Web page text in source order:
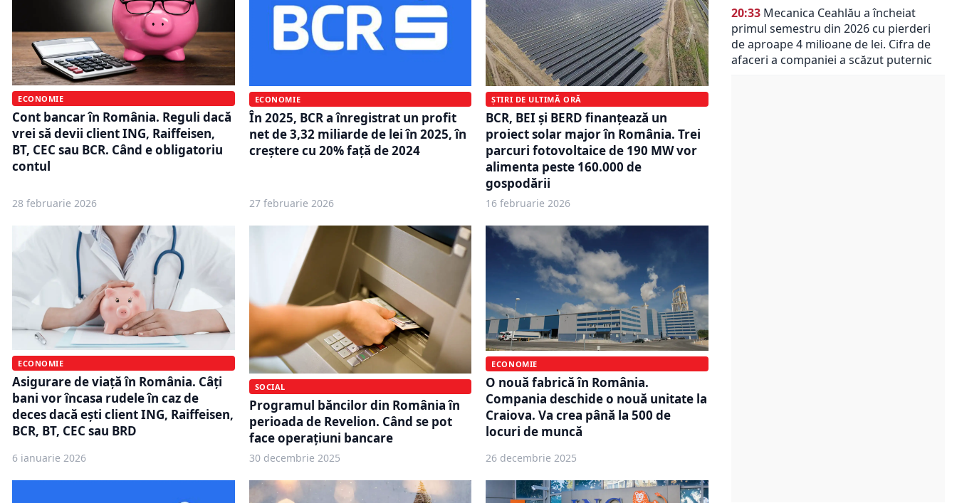
ECONOMIE
Cont bancar în România. Reguli dacă
vrei să devii client ING, Raiffeisen,
BT, CEC sau BCR. Când e obligatoriu
contul
28 februarie 2026
ECONOMIE
În 2025, BCR a înregistrat un profit
net de 3,32 miliarde de lei în 2025, în
creștere cu 20% față de 2024
27 februarie 2026
ȘTIRI DE ULTIMĂ ORĂ
BCR, BEI și BERD finanțează un
proiect solar major în România. Trei
parcuri fotovoltaice de 190 MW vor
alimenta peste 160.000 de
gospodării
16 februarie 2026
ECONOMIE
Asigurare de viață în România. Câți
bani vor încasa rudele în caz de
deces dacă ești client ING, Raiffeisen,
BCR, BT, CEC sau BRD
6 ianuarie 2026
SOCIAL
Programul băncilor din România în
perioada de Revelion. Când se pot
face operațiuni bancare
30 decembrie 2025
ECONOMIE
O nouă fabrică în România.
Compania deschide o nouă unitate la
Craiova. Va crea până la 500 de
locuri de muncă
26 decembrie 2025
20:33 Mecanica Ceahlău a încheiat
primul semestru din 2026 cu pierderi
de aproape 4 milioane de lei. Cifra de
afaceri a companiei a scăzut puternic